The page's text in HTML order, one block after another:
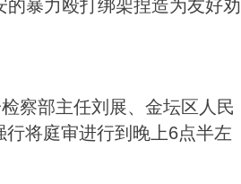
的暴力殴打绑架捏造为友好劝
察部主任刘展、金坛区人民
将庭审进行到晚上6点半左